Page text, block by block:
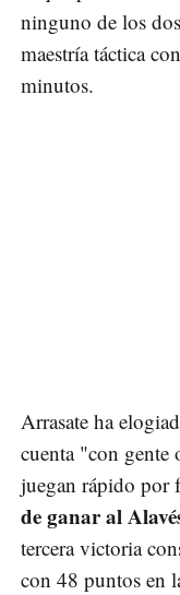
ninguno de los
maestría táctica
minutos.
Arrasate ha
cuenta "con gente
juegan rápido por
de ganar al
tercera victoria
con 48 puntos en